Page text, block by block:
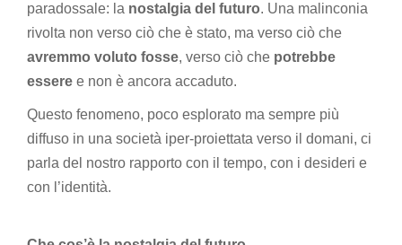
paradossale: la nostalgia del futuro. Una malinconia
rivolta non verso ciò che è stato, ma verso ciò che
avremmo voluto fosse, verso ciò che potrebbe
essere e non è ancora accaduto.
Questo fenomeno, poco esplorato ma sempre più
diffuso in una società iper-proiettata verso il domani, ci
parla del nostro rapporto con il tempo, con i desideri e
con l’identità.